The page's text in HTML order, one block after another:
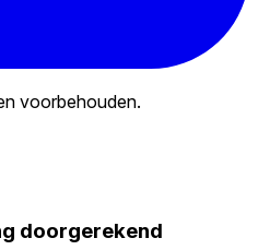
voorbehouden.
doorgerekend